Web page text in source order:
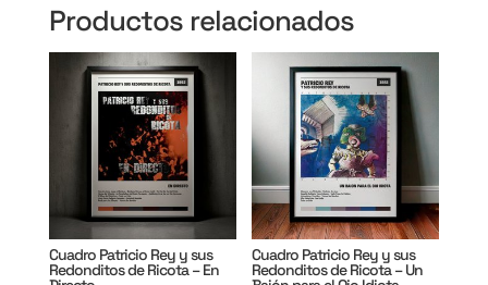
Productos relacionados
Cuadro Patricio Rey y sus
Redonditos de Ricota – En
Cuadro Patricio Rey y sus
Redonditos de Ricota – Un